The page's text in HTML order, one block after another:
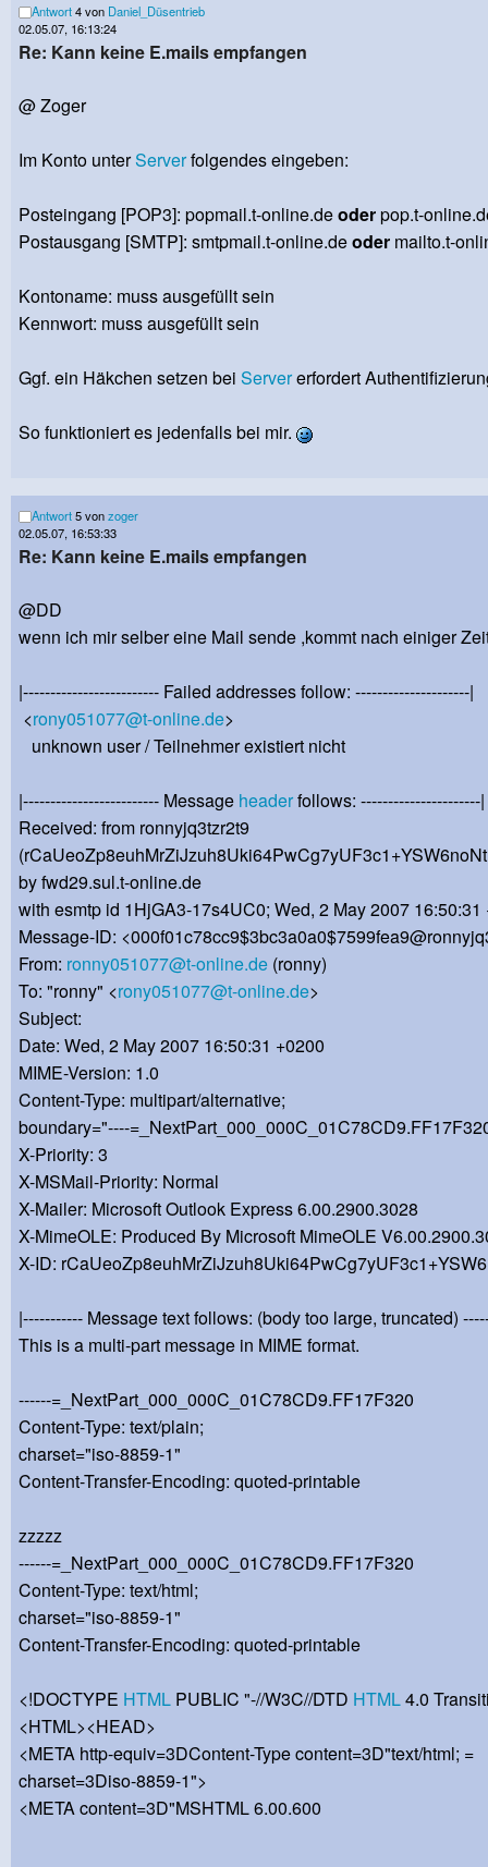
Antwort4 von Daniel_Düsentrieb
02.05.07, 16:13:24
Re: Kann keine E.mails empfangen
@ Zoger
Im Konto unterServerfolgendes eingeben:
Posteingang [POP3]: popmail.t-online.deoderpop.t-
Postausgang [SMTP]: smtpmail.t-online.deoder mailto.t-
Kontoname: muss ausgefüllt sein
Kennwort: muss ausgefüllt sein
Ggf. ein Häkchen setzen bei Servererfordert
So funktioniert es jedenfalls bei mir.
Antwort5 vonzoger
02.05.07, 16:53:33
Re: Kann keine E.mails empfangen
@DD
wenn ich mir selber eine Mail sende ,kommt nach einiger
|------------------------- Failed addresses follow: ---------------------|
<rony051077@t-online.de>
unknown user / Teilnehmer existiert nicht
|------------------------- Message headerfollows: ----------------------|
Received: from ronnyjq3tzr2t9
by fwd29.sul.t-online.de
with esmtp id 1HjGA3-17s4UC0; Wed, 2 May 2007 16:50:31
Message-ID:
From: ronny051077@t-online.de (ronny)
To: "ronny" <rony051077@t-online.de>
Subject:
Date: Wed, 2 May 2007 16:50:31 +0200
MIME-Version: 1.0
Content-Type: multipart/alternative;
boundary="----
X-Priority: 3
X-MSMail-Priority: Normal
X-Mailer: Microsoft Outlook Express 6.00.2900.3028
X-MimeOLE: Produced By Microsoft MimeOLE
X-ID:
|----------- Message text follows: (body too large, truncated)
This is a multi-part message in MIME format.
------=_NextPart_000_000C_01C78CD9.FF17F320
Content-Type: text/plain;
charset="iso-8859-1"
Content-Transfer-Encoding: quoted-printable
zzzzz
------=_NextPart_000_000C_01C78CD9.FF17F320
Content-Type: text/html;
charset="iso-8859-1"
Content-Transfer-Encoding: quoted-printable
<!DOCTYPE HTML PUBLIC "-//W3C//DTD HTML4.0
<HTML><HEAD>
<META http-equiv=3DContent-Type content=3D"text/html; =
charset=3Diso-8859-1">
<META content=3D"MSHTML 6.00.600